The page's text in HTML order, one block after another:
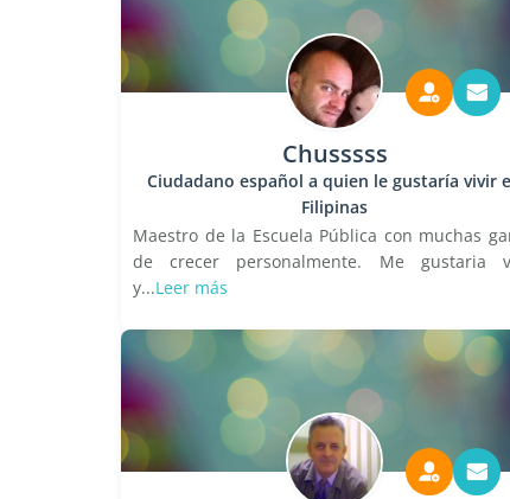
Chusssss
Ciudadano español a quien le gustaría vivir
Filipinas
Maestro de la Escuela Pública con muchas
de crecer personalmente. Me gustaria
y...Leer más